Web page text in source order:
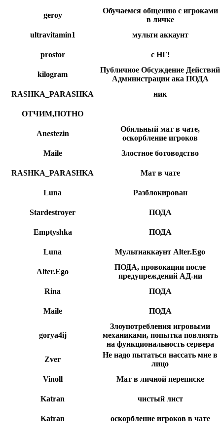
geroy
Обучаемся общению с игроками
в личке
ultravitamin1
мульти аккаунт
prostor с НГ!
kilogram
Публичное Обсуждение Действий
Администрации ака ПОДА
RASHKA_PARASHKA
ник
ОТЧИМ,ПОТНО
Anestezin
Обильный мат в чате,
оскорбление игроков
Maile
Злостное ботоводство
RASHKA_PARASHKA Мат в чате
Luna Разблокирован
Stardestroyer ПОДА
Emptyshka ПОДА
Luna Мультиаккаунт Alter.Ego
Alter.Ego
ПОДА, провокации после
предупреждений АД-ии
Rina
ПОДА
Maile ПОДА
gorya4ij
Злоупотребления игровыми
механиками, попытка повлиять
на функциональность сервера
Zver
Не надо пытаться нассать мне в
лицо
Vinoll
Мат в личной переписке
Katran чистый лист
Katran оскорбление игроков в чате